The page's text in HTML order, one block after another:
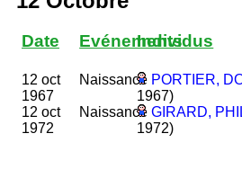
Date Evénements
Individus
12 oct
1967
Naissance PORTIER,
1967)
12 oct
1972
Naissance GIRARD,
1972)